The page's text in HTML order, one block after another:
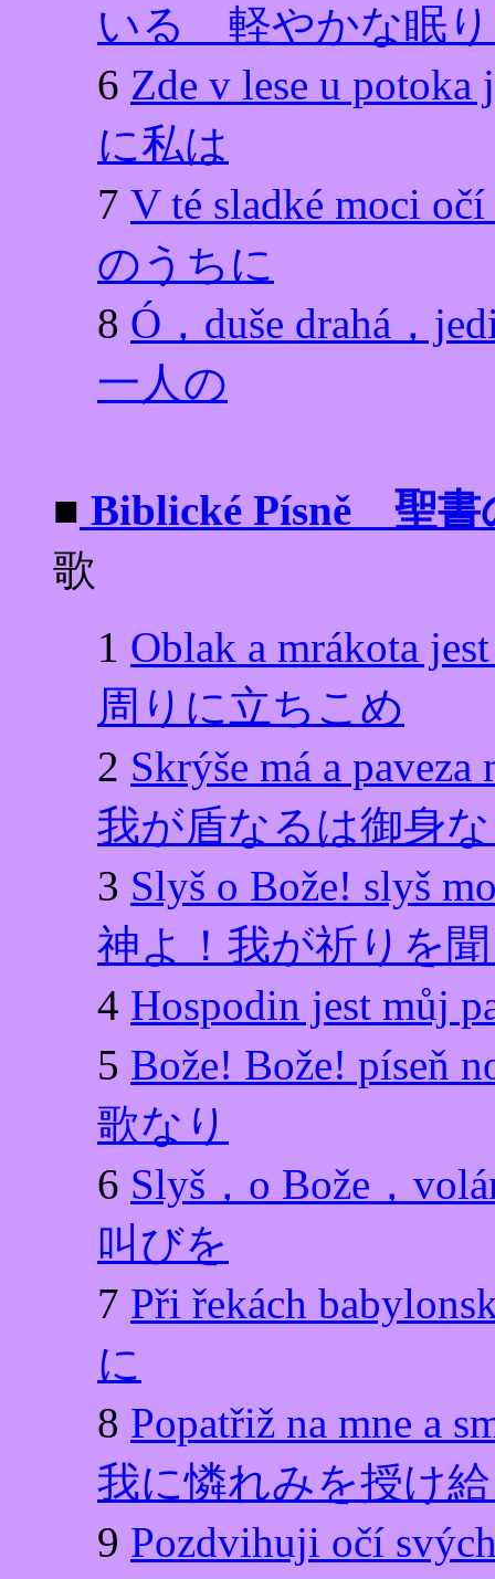
いる 軽やかな眠
6 Zde v lese u
に私は
7 V té sladké moci
のうちに
8 Ó，duše drahá，
一人の
■ Biblické Písně 聖書
歌
1 Oblak a mrákota
周りに立ちこめ
2 Skrýše má a
我が盾なるは御身
3 Slyš o Bože! slyš
神よ！我が祈りを
4 Hospodin jest můj
5 Bože! Bože!
歌なり
6 Slyš，o Bože，
叫びを
7 Při řekách
に
8 Popatřiž na mne
我に憐れみを授け
9 Pozdvihuji očí